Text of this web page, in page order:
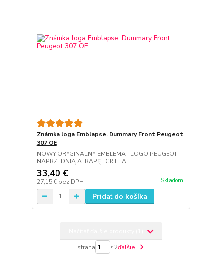
Známka loga Emblapse. Dummary Front Peugeot
307 OE
NOWY ORYGINALNY EMBLEMAT LOGO PEUGEOT
NAPRZEDNIĄ ATRAPĘ , GRILLA.
33,40 €
27,15 € bez DPH Skladom
Pridať do košíka
strana z 2ďalšie